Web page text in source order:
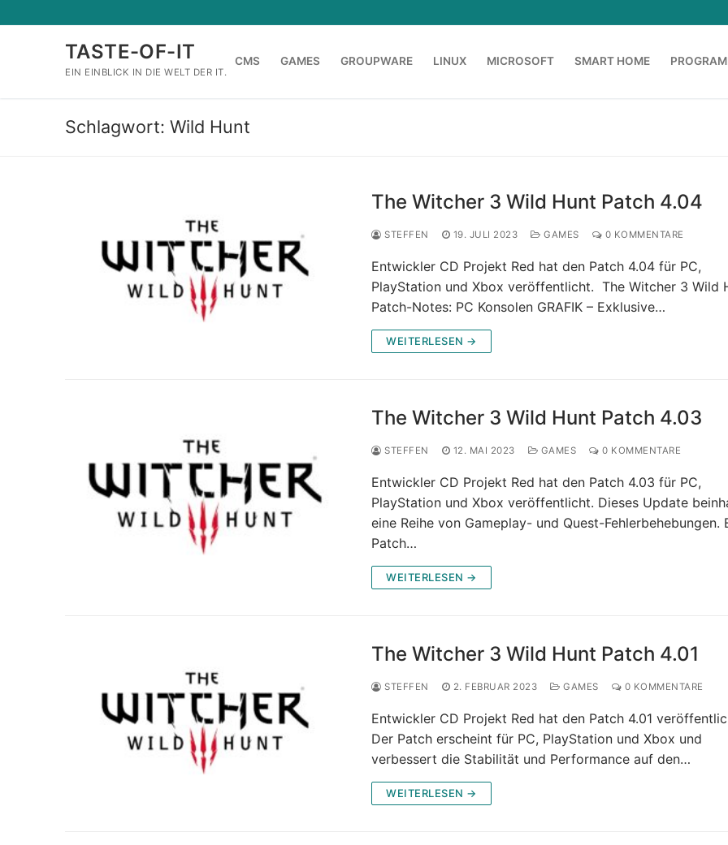
Inhalt
TASTE-OF-IT
EIN EINBLICK IN DIE WELT DER IT.
CMS GAMES GROUPWARE LINUX MICROSOFT SMART HOME
Schlagwort: Wild Hunt
The Witcher 3 Wild Hunt Patch 4.04
STEFFEN 19. JULI 2023 GAMES 0 KOMMENTARE
Entwickler CD Projekt Red hat den Patch 4.04 für PC,
PlayStation und Xbox veröffentlicht. The Witcher 3 Wild
Patch-Notes: PC Konsolen GRAFIK – Exklusive…
WEITERLESEN →
The Witcher 3 Wild Hunt Patch 4.03
STEFFEN 12. MAI 2023 GAMES 0 KOMMENTARE
Entwickler CD Projekt Red hat den Patch 4.03 für PC,
PlayStation und Xbox veröffentlicht. Dieses Update
eine Reihe von Gameplay- und Quest-Fehlerbehebungen.
Patch…
WEITERLESEN →
The Witcher 3 Wild Hunt Patch 4.01
STEFFEN 2. FEBRUAR 2023 GAMES 0 KOMMENTARE
Entwickler CD Projekt Red hat den Patch 4.01
Der Patch erscheint für PC, PlayStation und Xbox und
verbessert die Stabilität und Performance auf den…
WEITERLESEN →